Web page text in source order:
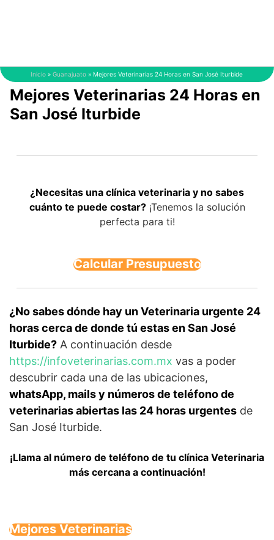
Inicio » Guanajuato » Mejores Veterinarias 24 Horas en San José Iturbide
Mejores Veterinarias 24 Horas en
San José Iturbide
¿Necesitas una clínica veterinaria y no sabes
cuánto te puede costar?¡Tenemos la solución
perfecta para ti!
Calcular Presupuesto
¿No sabes dónde hay un Veterinaria urgente 24
horas cerca de donde tú estas en San José
Iturbide? A continuación desde
https://infoveterinarias.com.mx vas a poder
descubrir cada una de las ubicaciones,
whatsApp, mails y números de teléfono de
veterinarias abiertas las 24 horas urgentes de
San José Iturbide.
¡Llama al número de teléfono de tu clínica Veterinaria
más cercana a continuación!
Mejores Veterinarias